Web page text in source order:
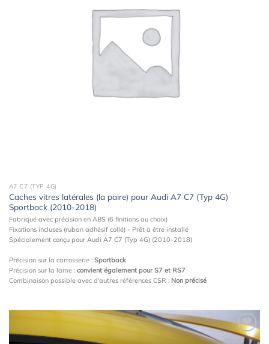
A7 C7 (TYP 4G)
Caches vitres latérales (la paire) pour Audi A7 C7 (Typ 4G)
Sportback (2010-2018)
Fabriqué avec précision en ABS (6 finitions au choix)
Fixations incluses (ruban adhésif collé) - Prêt à être installé
Spécialement conçu pour Audi A7 C7 (Typ 4G) (2010-2018)
Précision sur la carrosserie : Sportback
Précision sur la lame : convient également pour S7 et RS7
Combinaison possible avec d'autres références CSR : Non précisé